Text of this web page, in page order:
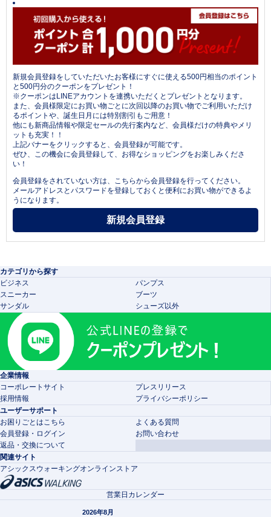
新規会員登録をしていただいたお客様にすぐに使える500円相当のポイント
と500円分のクーポンをプレゼント！
※クーポンはLINEアカウントを連携いただくとプレゼントとなります。
また、会員様限定にお買い物ごとに次回以降のお買い物でご利用いただけ
るポイントや、誕生日月には特別割引もご用意！
他にも新商品情報や限定セールの先行案内など、会員様だけの特典やメリ
ットも充実！！
上記バナーをクリックすると、会員登録が可能です。
ぜひ、この機会に会員登録して、お得なショッピングをお楽しみくださ
い！
会員登録をされていない方は、こちらから会員登録を行ってください。
メールアドレスとパスワードを登録しておくと便利にお買い物ができるよ
うになります。
カテゴリから探す
ビジネス
パンプス
スニーカー
ブーツ
サンダル
シューズ以外
企業情報
コーポレートサイト
プレスリリース
採用情報
プライバシーポリシー
ユーザーサポート
お困りごとはこちら
よくある質問
会員登録・ログイン
お問い合わせ
返品・交換について
関連サイト
アシックスウォーキングオンラインストア
営業日カレンダー
2026年8月